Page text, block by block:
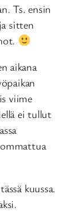
Ts. ensin
sitten
aikana
viime
ei tullut
kuussa.